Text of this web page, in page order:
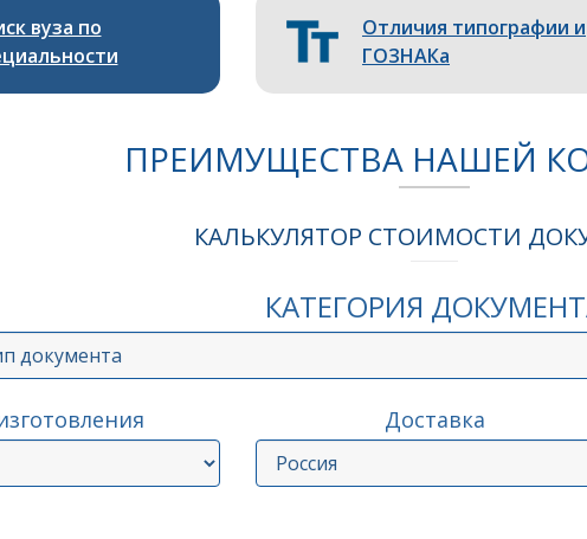
вуза по
Отличия типографии и
ГОЗНАКа
ПРЕИМУЩЕСТВА НАШЕЙ
КАЛЬКУЛЯТОР СТОИМОСТИ
КАТЕГОРИЯ
Доставка